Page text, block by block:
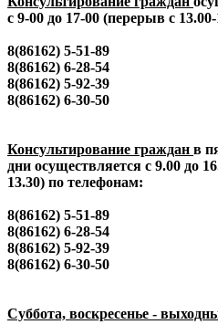
с 9-00 до 17-00 (перерыв с
8(86162) 5-51-89
8(86162) 6-28-54
8(86162) 5-92-39
8(86162) 6-30-50
Консультирование граждан в
дни осуществляется с 9.00
13.30) по телефонам:
8(86162) 5-51-89
8(86162) 6-28-54
8(86162) 5-92-39
8(86162) 6-30-50
Суббота, воскресенье -